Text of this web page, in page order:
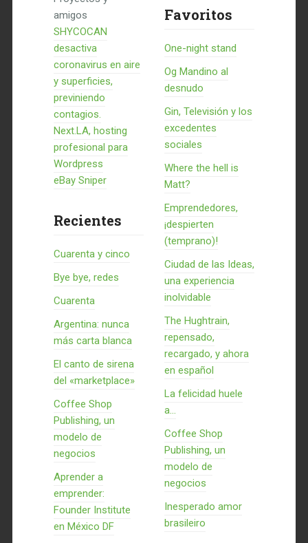
amigos
SHYCOCAN
desactiva
coronavirus en aire
y superficies,
previniendo
contagios.
Next.LA, hosting
profesional para
Wordpress
eBay Sniper
Recientes
Cuarenta y cinco
Bye bye, redes
Cuarenta
Argentina: nunca
más carta blanca
El canto de sirena
del «marketplace»
Coffee Shop
Publishing, un
modelo de
negocios
Aprender a
emprender:
Founder Institute
en México DF
Favoritos
One-night stand
Og Mandino al
desnudo
Gin, Televisión y los
excedentes
sociales
Where the hell is
Matt?
Emprendedores,
¡despierten
(temprano)!
Ciudad de las Ideas,
una experiencia
inolvidable
The Hughtrain,
repensado,
recargado, y ahora
en español
La felicidad huele
a...
Coffee Shop
Publishing, un
modelo de
negocios
Inesperado amor
brasileiro